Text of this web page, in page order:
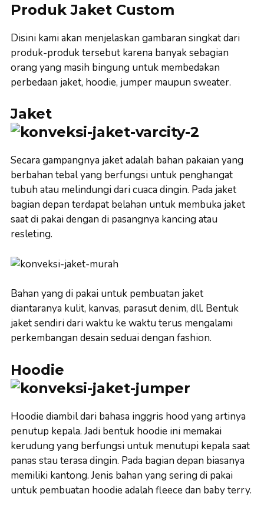
Produk Jaket Custom
Disini kami akan menjelaskan gambaran singkat dari
produk-produk tersebut karena banyak sebagian
orang yang masih bingung untuk membedakan
perbedaan jaket, hoodie, jumper maupun sweater.
Jaket
Secara gampangnya jaket adalah bahan pakaian yang
berbahan tebal yang berfungsi untuk penghangat
tubuh atau melindungi dari cuaca dingin. Pada jaket
bagian depan terdapat belahan untuk membuka jaket
saat di pakai dengan di pasangnya kancing atau
resleting.
Bahan yang di pakai untuk pembuatan jaket
diantaranya kulit, kanvas, parasut denim, dll. Bentuk
jaket sendiri dari waktu ke waktu terus mengalami
perkembangan desain seduai dengan fashion.
Hoodie
Hoodie diambil dari bahasa inggris hood yang artinya
penutup kepala. Jadi bentuk hoodie ini memakai
kerudung yang berfungsi untuk menutupi kepala saat
panas stau terasa dingin. Pada bagian depan biasanya
memiliki kantong. Jenis bahan yang sering di pakai
untuk pembuatan hoodie adalah fleece dan baby terry.